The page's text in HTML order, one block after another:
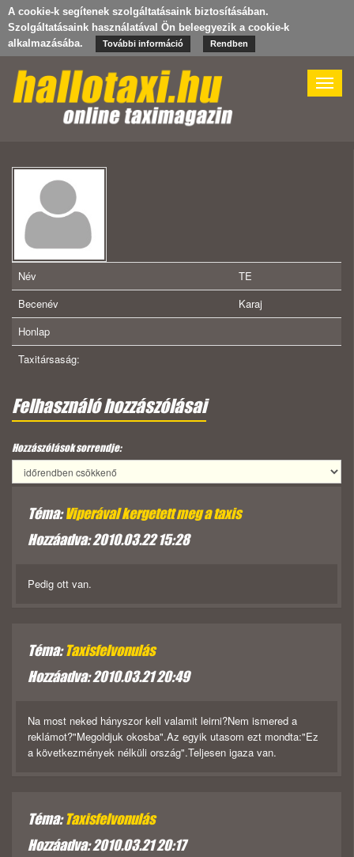
A cookie-k segítenek szolgáltatásaink biztosításában.
Szolgáltatásaink használatával Ön beleegyezik a cookie-k
alkalmazásába.
További információ Rendben
Toggle
Név
TE
Becenév
Karaj
Honlap
Taxitársaság:
Felhasználó hozzászólásai
Hozzászólások sorrendje:
Téma:Viperával kergetett meg a taxis
Hozzáadva: 2010.03.22 15:28
Pedig ott van.
Téma:Taxisfelvonulás
Hozzáadva: 2010.03.21 20:49
Na most neked hányszor kell valamit leirni?Nem ismered a
reklámot?"Megoldjuk okosba".Az egyik utasom ezt mondta:"Ez
a következmények nélküli ország".Teljesen igaza van.
Téma:Taxisfelvonulás
Hozzáadva: 2010.03.21 20:17